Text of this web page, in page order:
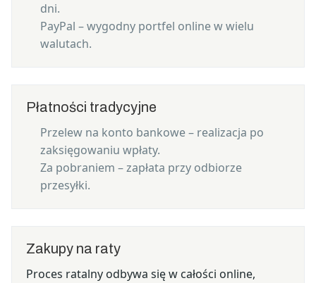
dni.
PayPal – wygodny portfel online w wielu
walutach.
Płatności tradycyjne
Przelew na konto bankowe – realizacja po
zaksięgowaniu wpłaty.
Za pobraniem – zapłata przy odbiorze
przesyłki.
Zakupy na raty
Proces ratalny odbywa się w całości online,